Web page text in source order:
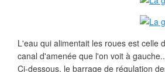
L'eau qui alimentait les roues est celle
canal d'amenée que l'on voit à gauche..
Ci-dessous, le barrage de régulation